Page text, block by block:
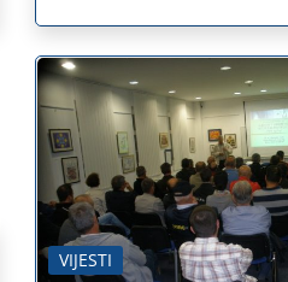
VIJESTI